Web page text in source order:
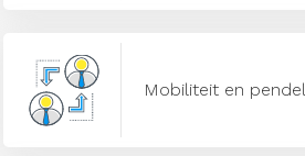
Mobiliteit en pendel